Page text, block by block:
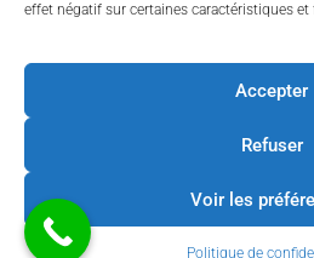
effet négatif sur certaines caractéristiques
Accepter
Refuser
Voir les
Politique de
Walhardent
LES BÂTISSEURS DE LIÈGE